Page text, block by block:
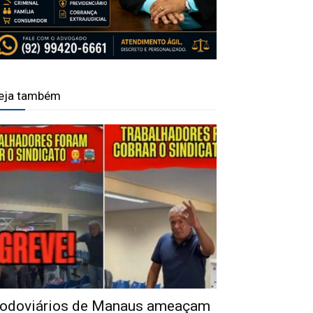
também
de Manaus ameaçam